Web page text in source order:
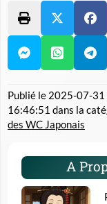
Publié le 2025-07-
16:46:51 dans la
des WC Japonais
A